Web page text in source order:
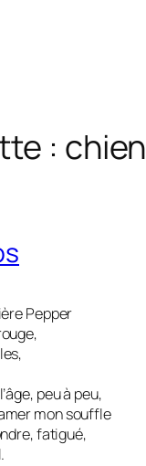
: chien
Pepper
peu à peu,
mon souffle
fatigué,